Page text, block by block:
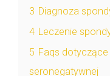
3 Diagnoza
4 Leczenie
5 Faqs
seronegatywnej